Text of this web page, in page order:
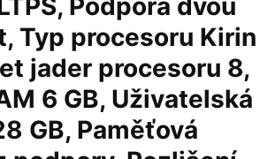
Podpora dvou
Typ procesoru Kirin
jader procesoru 8,
6 GB, Uživatelská
GB, Paměťová